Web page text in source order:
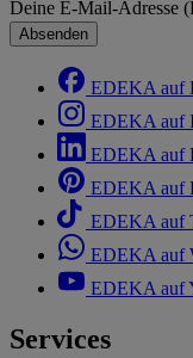
Deine E-Mail-Adresse
Absenden
EDEKA auf
EDEKA auf
EDEKA auf
EDEKA auf
EDEKA auf
EDEKA auf
EDEKA auf
Services